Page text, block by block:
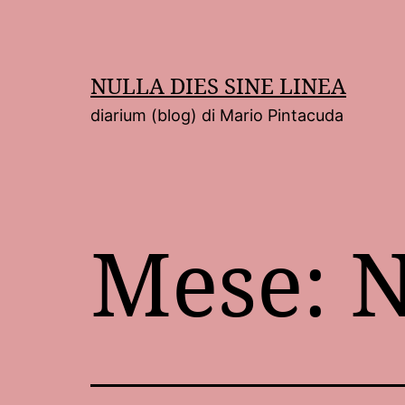
NULLA DIES SINE LINEA
diarium (blog) di Mario Pintacuda
Mese: